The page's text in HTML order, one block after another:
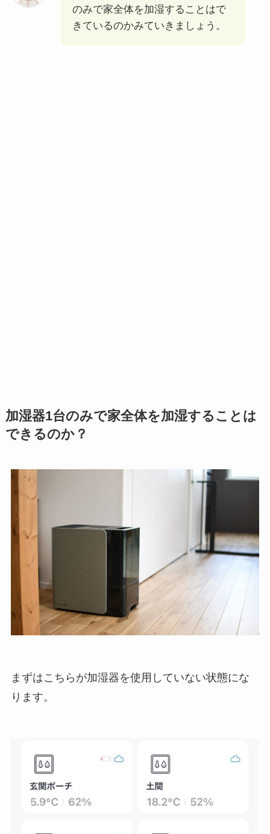
のみで家全体を加湿することはで
きているのかみていきましょう。
加湿器1台のみで家全体を加湿することは
できるのか？
まずはこちらが加湿器を使用していない状態にな
ります。